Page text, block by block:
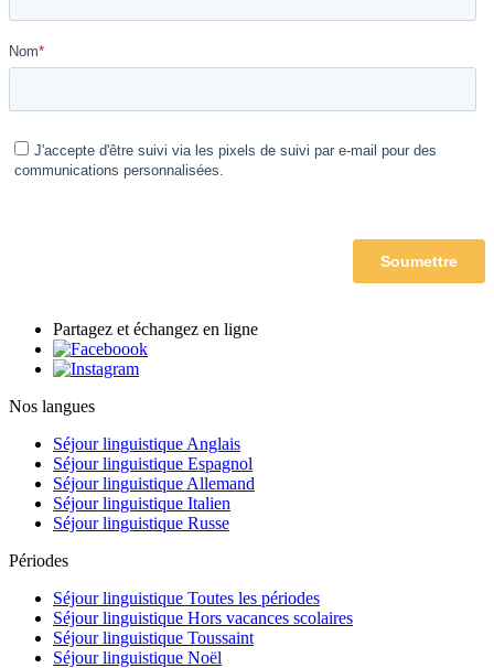
Partagez et échangez en ligne
Nos langues
Séjour linguistique Anglais
Séjour linguistique Espagnol
Séjour linguistique Allemand
Séjour linguistique Italien
Séjour linguistique Russe
Périodes
Séjour linguistique Toutes les périodes
Séjour linguistique Hors vacances scolaires
Séjour linguistique Toussaint
Séjour linguistique Noël